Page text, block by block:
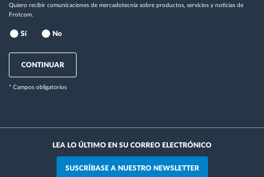
Quiero recibir comunicaciones de mercadotecnia sobre productos, servicios y noticias de
Frotcom.
Sí No
CONTINUAR
* Campos obligatorios
LEA LO ÚLTIMO EN SU CORREO ELECTRÓNICO
SUSCRÍBASE A NUESTRO NEWSLETTER